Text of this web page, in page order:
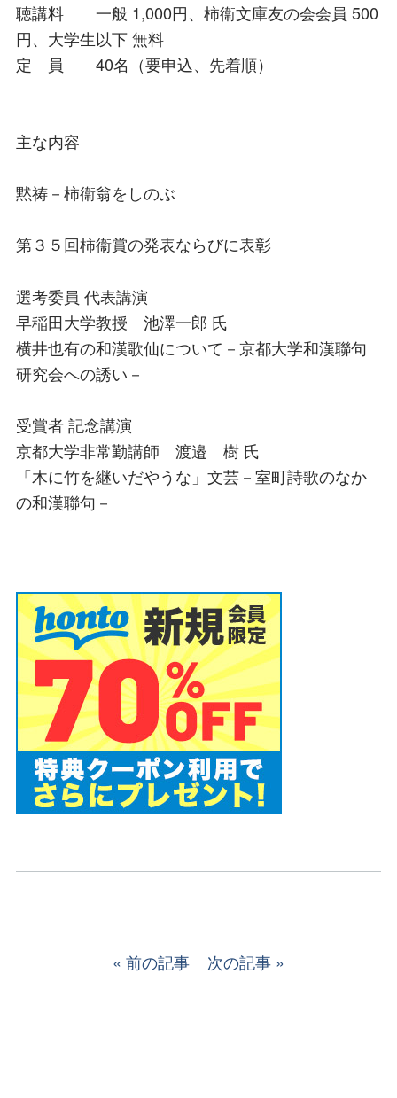
聴講料 一般 1,000円、柿衞文庫友の会会員 500
円、大学生以下 無料
定 員 40名（要申込、先着順）
主な内容
黙祷－柿衞翁をしのぶ
第３５回柿衞賞の発表ならびに表彰
選考委員 代表講演
早稲田大学教授 池澤一郎 氏
横井也有の和漢歌仙について－京都大学和漢聯句
研究会への誘い－
受賞者 記念講演
京都大学非常勤講師 渡邉 樹 氏
「木に竹を継いだやうな」文芸－室町詩歌のなか
の和漢聯句－
前の記事 次の記事